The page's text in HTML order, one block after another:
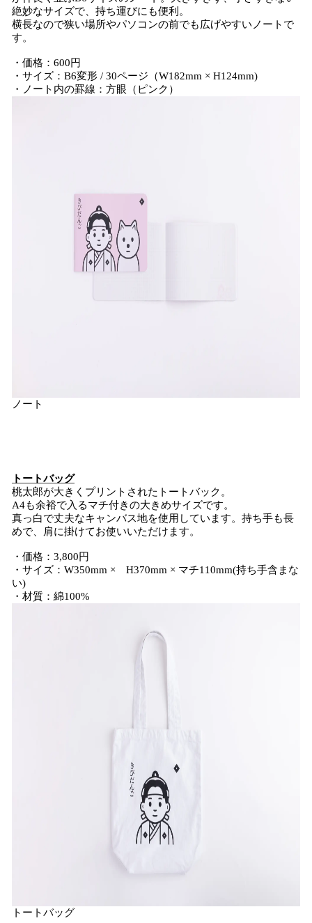
絶妙なサイズで、持ち運びにも便利。
横長なので狭い場所やパソコンの前でも広げやすいノートで
す。
・価格：600円
・サイズ：B6変形 / 30ページ（W182mm × H124mm)
・ノート内の罫線：方眼（ピンク）
ノート
トートバッグ
桃太郎が大きくプリントされたトートバック。
A4も余裕で入るマチ付きの大きめサイズです。
真っ白で丈夫なキャンバス地を使用しています。持ち手も長
めで、肩に掛けてお使いいただけます。
・価格：3,800円
・サイズ：W350mm × H370mm × マチ110mm(持ち手含まな
い)
・材質：綿100%
トートバッグ